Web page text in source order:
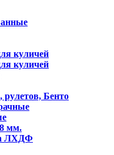
куличей
куличей
рулетов, Бенто
мм.
ЛХДФ